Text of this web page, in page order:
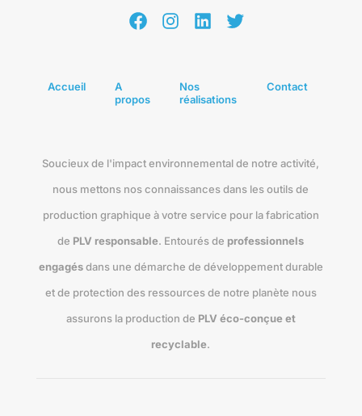
FacebookInstagramLinkedInTwitter
Accueil
A
propos
Nos
réalisations
Contact
Soucieux de l'impact environnemental de notre activité,
nous mettons nos connaissances dans les outils de
production graphique à votre service pour la fabrication
de PLV responsable. Entourés de professionnels
engagésdans une démarche de développement durable
et de protection des ressources de notre planète nous
assurons la production de PLV éco-conçue et
recyclable.